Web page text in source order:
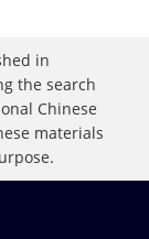
in
the search
Chinese
materials